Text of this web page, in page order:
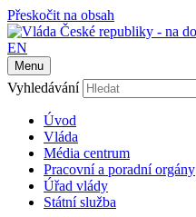
Přeskočit na obsah
EN
Menu
Vyhledávání
Úvod
Vláda
Média centrum
Pracovní a poradní orgány
Úřad vlády
Státní služba